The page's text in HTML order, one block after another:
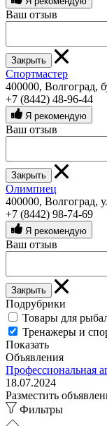
Ваш отзыв
Закрыть
Спортмастер
400000, Волгоград,
+7 (8442) 48-96-44
Я рекомендую
Ваш отзыв
Закрыть
Олимпиец
400000, Волгоград,
+7 (8442) 98-74-69
Я рекомендую
Ваш отзыв
Закрыть
Подрубрики
Товары для
Тренажеры и
Показать
Объявления
Профессиональная
18.07.2024
Разместить
Фильтры